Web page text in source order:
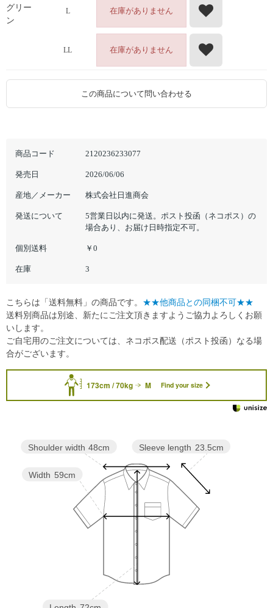
商品コード 2120236233077
発売日 2026/06/06
産地／メーカー 株式会社日進商会
発送について
5営業日以内に発送。ポスト投函（ネコポス）の
場合あり、お届け日時指定不可。
個別送料 ￥0
在庫 3
グリー
ン
L 在庫がありません
LL 在庫がありません
この商品について問い合わせる
173cm / 70kg M Find your size
Sleeve length 23.5cm
Width 59cm
Shoulder width 48cm
こちらは「送料無料」の商品です。 ★★他商品との同梱不可★★
送料別商品は別途、新たにご注文頂きますようご協力よろしくお願
いします。
ご自宅用のご注文については、ネコポス配送（ポスト投函）なる場
合がございます。